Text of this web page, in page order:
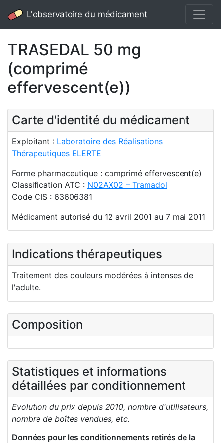
L'observatoire du médicament
TRASEDAL 50 mg
(comprimé
effervescent(e))
Carte d'identité du médicament
Exploitant : Laboratoire des Réalisations
Thérapeutiques ELERTE
Forme pharmaceutique : comprimé effervescent(e)
Classification ATC : N02AX02 – Tramadol
Code CIS : 63606381
Médicament autorisé du 12 avril 2001 au 7 mai 2011
Indications thérapeutiques
Traitement des douleurs modérées à intenses de
l'adulte.
Composition
Statistiques et informations
détaillées par conditionnement
Evolution du prix depuis 2010, nombre d'utilisateurs,
nombre de boîtes vendues, etc.
Données pour les conditionnements retirés de la